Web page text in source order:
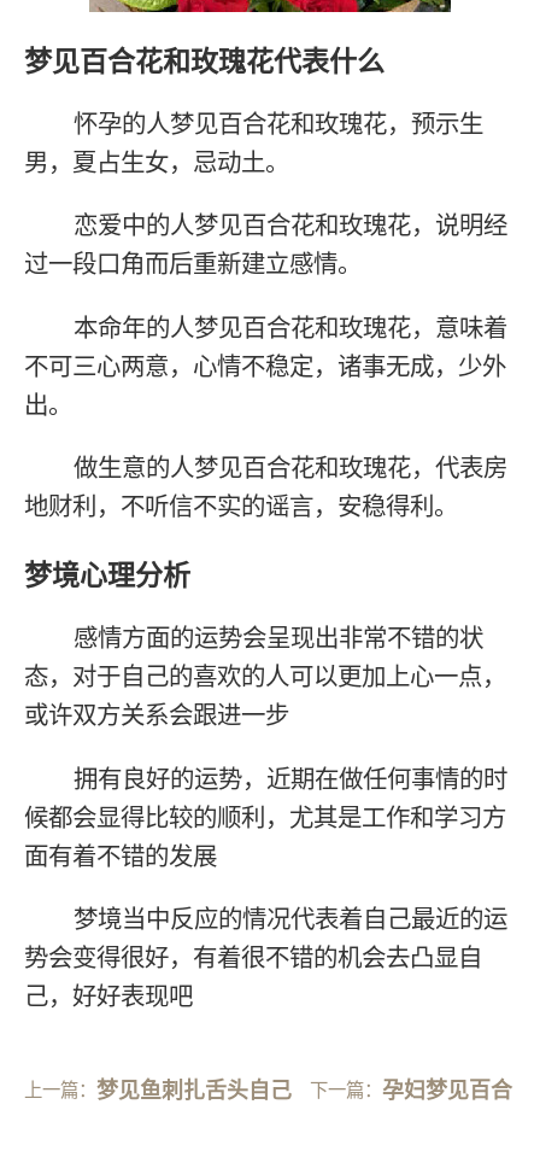
梦见百合花和玫瑰花代表什么
怀孕的人梦见百合花和玫瑰花，预示生
男，夏占生女，忌动土。
恋爱中的人梦见百合花和玫瑰花，说明经
过一段口角而后重新建立感情。
本命年的人梦见百合花和玫瑰花，意味着
不可三心两意，心情不稳定，诸事无成，少外
出。
做生意的人梦见百合花和玫瑰花，代表房
地财利，不听信不实的谣言，安稳得利。
梦境心理分析
感情方面的运势会呈现出非常不错的状
态，对于自己的喜欢的人可以更加上心一点，
或许双方关系会跟进一步
拥有良好的运势，近期在做任何事情的时
候都会显得比较的顺利，尤其是工作和学习方
面有着不错的发展
梦境当中反应的情况代表着自己最近的运
势会变得很好，有着很不错的机会去凸显自
己，好好表现吧
上一篇：梦见鱼刺扎舌头自己 下一篇： 孕妇梦见百合